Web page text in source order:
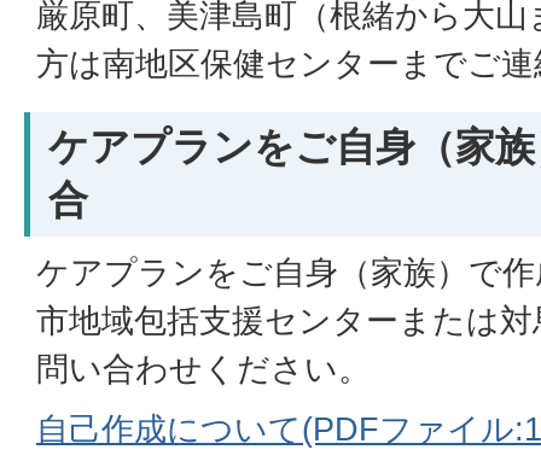
厳原町、美津島町（根緒から大
方は南地区保健センターまでご
ケアプランをご自身（家
合
ケアプランをご自身（家族）で
市地域包括支援センターまたは
問い合わせください。
自己作成について(PDFファイル